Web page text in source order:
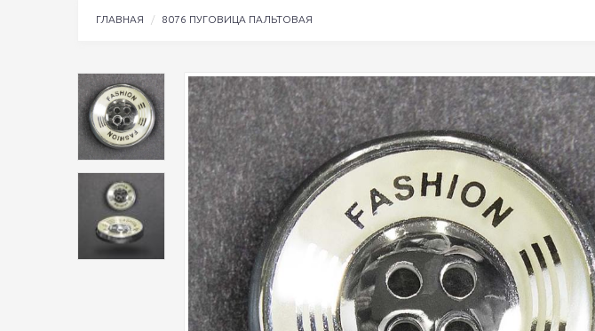
ГЛАВНАЯ 8076 ПУГОВИЦА ПАЛЬТОВАЯ